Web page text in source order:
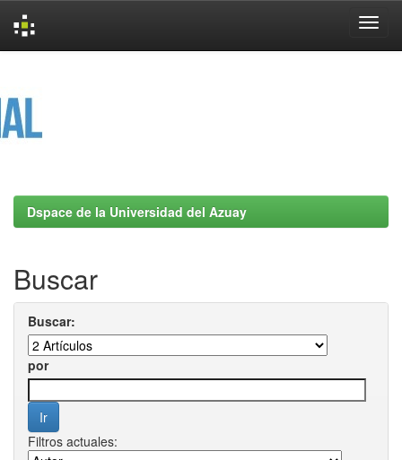
Dspace de la Universidad del Azuay
Buscar
Buscar:
por
Filtros actuales: